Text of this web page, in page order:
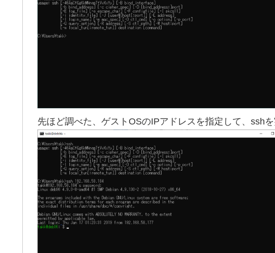
先ほど調べた、ゲストOSのIPアドレスを指定して、sshを